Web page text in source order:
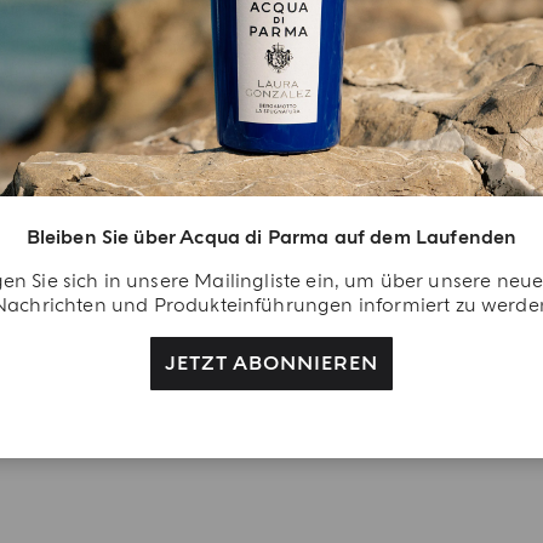
Bleiben Sie über Acqua di Parma auf dem Laufenden
Sie sich in unsere Mailingliste ein, um über unsere
und Produkteinführungen informiert zu
JETZT ABONNIEREN
UND BODYWASH
Arancia Di Capri
HAND- UND
Fico Di Amalfi